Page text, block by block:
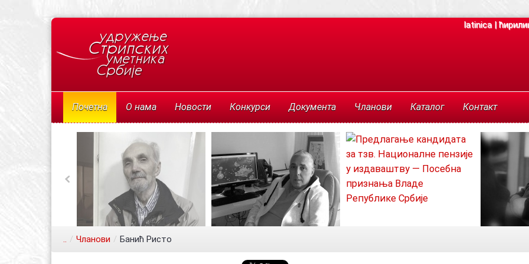
latinica|
Почетна О нама Новости Конкурси Документа Чланови Каталог Контакт
.. / Чланови / Банић Ристо